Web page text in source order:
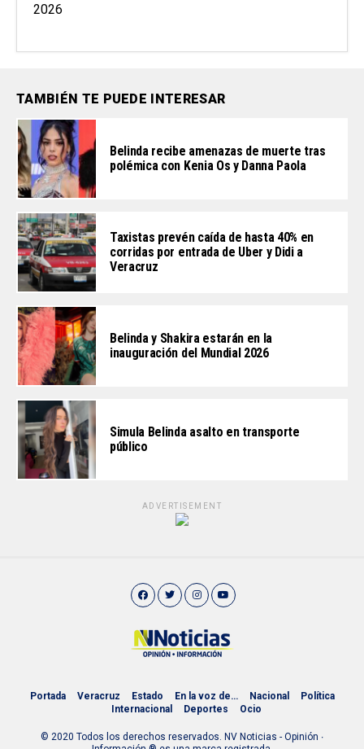
2026
TAMBIÉN TE PUEDE INTERESAR
Belinda recibe amenazas de muerte tras
polémica con Kenia Os y Danna Paola
Taxistas prevén caída de hasta 40% en
corridas por entrada de Uber y Didi a
Veracruz
Belinda y Shakira estarán en la
inauguración del Mundial 2026
Simula Belinda asalto en transporte
público
ADVERTISEMENT
Portada Veracruz Estado En la voz de… Nacional
Política
Internacional
Deportes Ocio
© 2020 Todos los derechos reservados. NV Noticias - Opinión ∙